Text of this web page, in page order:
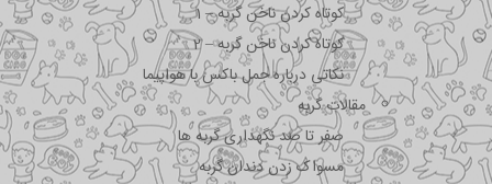
کوتاه کردن ناخن گربه – 1
کوتاه کردن ناخن گربه – 2
نکاتی درباره جمل باکس با هواپیما
مقالات گربه
صفر تا صد نگهداری گربه ها
مسواک زدن دندان گربه